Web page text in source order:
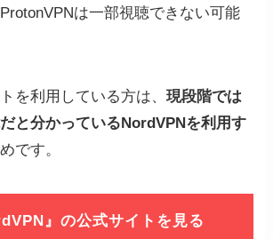
は一部視聴できない可能
を利用している方は、現段階では
と分かっているNordVPNを利用す
です。
』の公式サイトを見る